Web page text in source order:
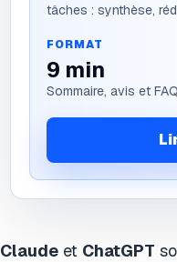
tâches : synthèse,
FORMAT
9 min
Sommaire, avis et
Claude et ChatGPT